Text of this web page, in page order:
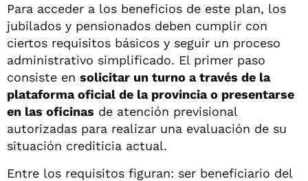
Para acceder a los beneficios de este plan, los
jubilados y pensionados deben cumplir con
ciertos requisitos básicos y seguir un proceso
administrativo simplificado. El primer paso
consiste en solicitar un turno a través de la
plataforma oficial de la provincia o presentarse
en las oficinas de atención previsional
autorizadas para realizar una evaluación de su
situación crediticia actual.
Entre los requisitos figuran: ser beneficiario del